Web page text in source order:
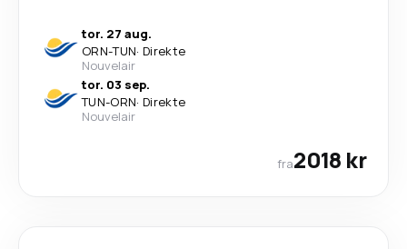
tor. 27 aug.
ORN-TUN· Direkte
Nouvelair
tor. 03 sep.
TUN-ORN· Direkte
Nouvelair
fra2018 kr